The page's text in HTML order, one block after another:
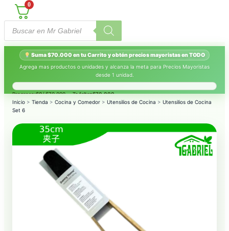
0
Búsqueda
productos
Suma $70.000 en tu Carrito y obtén precios mayoristas en TODO
Agrega mas productos o unidades y alcanza la meta para Precios Mayoristas
desde 1 unidad.
Progreso:$0/ $70.000 — Te faltan$70.000.
Inicio > Tienda > Cocina y Comedor > Utensilios de Cocina > Utensilios de Cocina
Set 6